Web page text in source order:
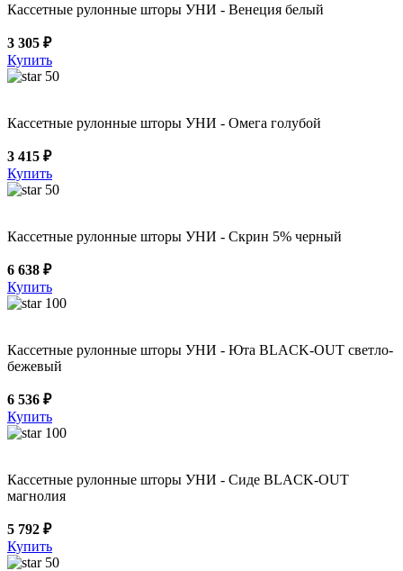
Кассетные рулонные шторы УНИ - Венеция белый
3 305 ₽
Купить
50
Кассетные рулонные шторы УНИ - Омега голубой
3 415 ₽
Купить
50
Кассетные рулонные шторы УНИ - Скрин 5% черный
6 638 ₽
Купить
100
Кассетные рулонные шторы УНИ - Юта BLACK-OUT светло-
бежевый
6 536 ₽
Купить
100
Кассетные рулонные шторы УНИ - Сиде BLACK-OUT
магнолия
5 792 ₽
Купить
50